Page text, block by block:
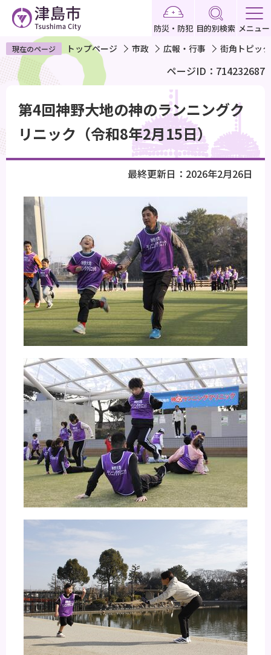
ペ
ー
ジ
で
す
防災・防犯 目的別検索 メニュー
現在のページ トップページ 市政 広報・行事 街角トピッ
ページID：714232687
か
第4回神野大地の神のランニングク
リニック（令和8年2月15日）
最終更新日：2026年2月26日